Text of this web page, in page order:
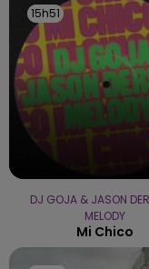
15h51
15h51
DJ GOJA & JASON
MELODY
Mi Chico